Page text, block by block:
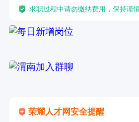
准确性和时效性。
6、客户关系维护：定期与客户
求职过程中请勿缴纳费用，保持谨
荣耀人才网安全提醒